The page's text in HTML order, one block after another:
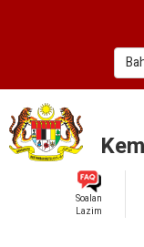
Soalan
Lazim